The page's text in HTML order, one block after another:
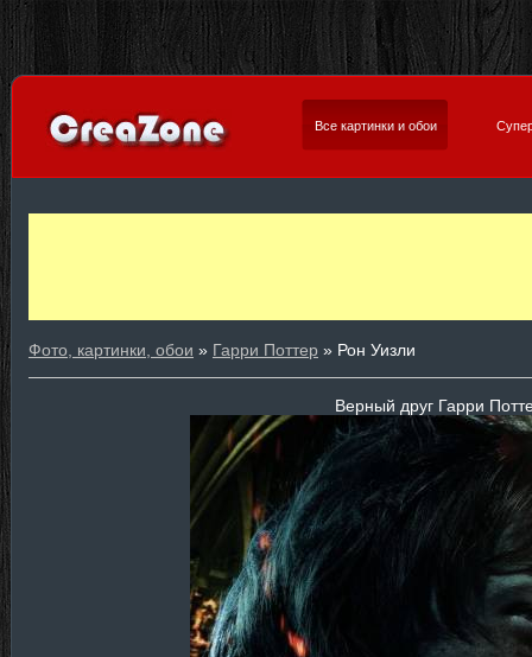
Все картинки и обои
Фото, картинки, обои » Гарри Поттер » Рон Уизли
Верный друг Гарри